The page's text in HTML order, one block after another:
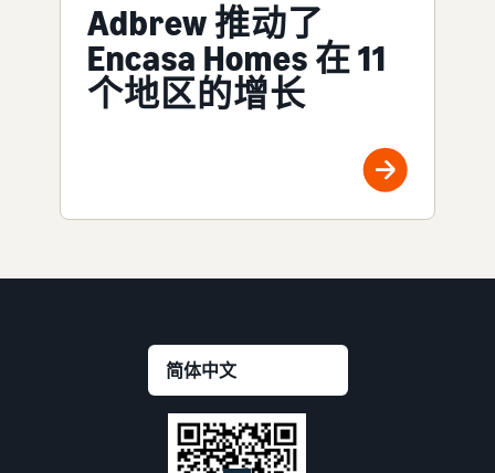
Adbrew 推动了
Encasa Homes 在 11
个地区的增长